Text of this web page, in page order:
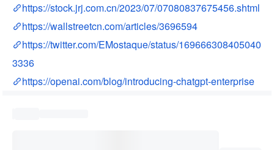
https://stock.jrj.com.cn/2023/07/07080837675456.shtml
https://wallstreetcn.com/articles/3696594
https://twitter.com/EMostaque/status/169666308405040
3336
https://openai.com/blog/introducing-chatgpt-enterprise